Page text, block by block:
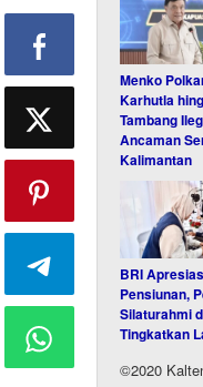
Menko
Karhutla
Tambang
Ancaman
Kalimantan
BRI
Pensiunan,
Silaturahmi
Tingkatkan
©2020